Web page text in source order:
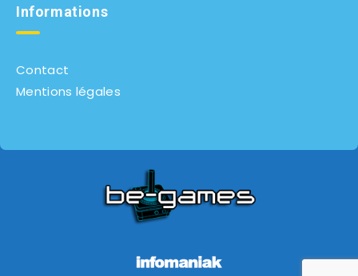
Informations
Contact
Mentions légales